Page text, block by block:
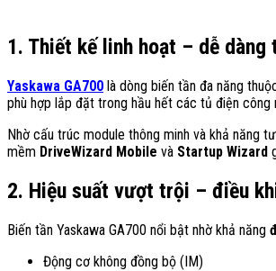
1. Thiết kế linh hoạt – dễ
Yaskawa GA700 là dòng biến tần đa năng
phù hợp lắp đặt trong hầu hết các tủ điện công
Nhờ cấu trúc module thông minh và khả năng
mềm DriveWizard Mobile và Startup Wizard
2. Hiệu suất vượt trội – điều
Biến tần Yaskawa GA700 nổi bật nhờ khả năng
Động cơ không đồng bộ (IM)